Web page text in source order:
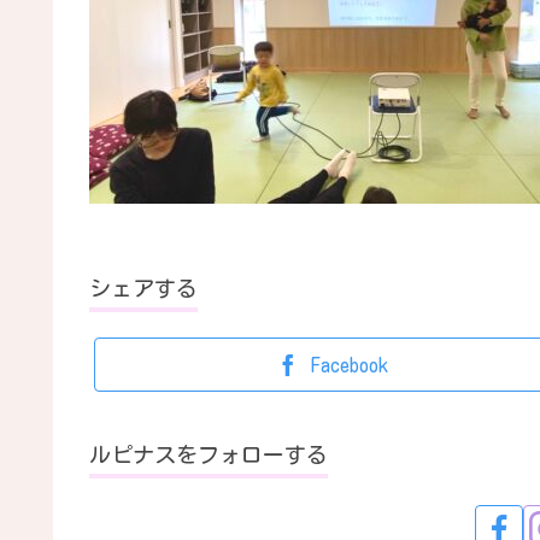
シェアする
Facebook
ルピナスをフォローする